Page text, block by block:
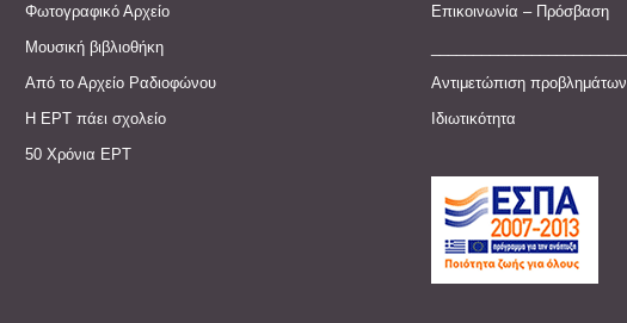
Φωτογραφικό Αρχείο
Μουσική βιβλιοθήκη
Από το Αρχείο Ραδιοφώνου
Η ΕΡΤ πάει σχολείο
50 Χρόνια ΕΡΤ
Επικοινωνία – Πρόσβαση
Αντιμετώπιση προβλημάτων
Ιδιωτικότητα